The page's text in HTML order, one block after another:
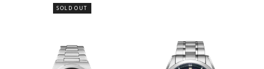
SOLD OUT